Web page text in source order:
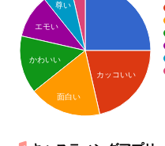
カッコいい
尊い
エモい
かわいい
面白い